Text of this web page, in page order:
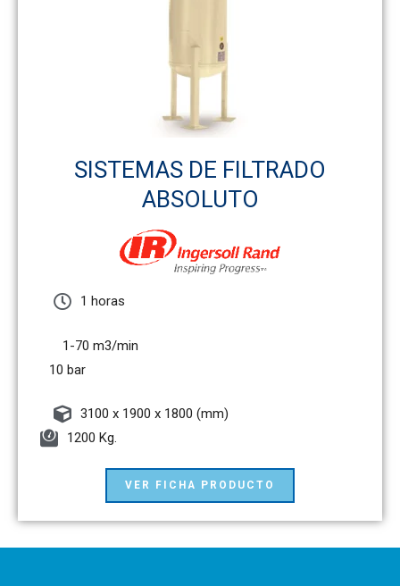
SISTEMAS DE FILTRADO
ABSOLUTO
1 horas
1-70 m3/min
10 bar
3100 x 1900 x 1800 (mm)
1200 Kg.
VER FICHA PRODUCTO